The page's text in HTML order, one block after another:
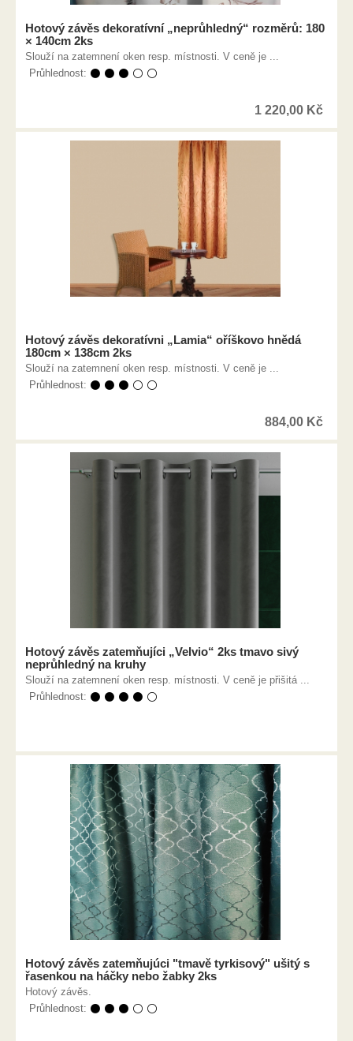
Hotový závěs dekoratívní „neprůhledný“ rozměrů: 180
× 140cm 2ks
Slouží na zatemnení oken resp. místnosti. V ceně je ...
Průhlednost: ⚫ ⚫ ⚫ ⚪ ⚪
1 220,00 Kč
Hotový závěs dekoratívni „Lamia“ oříškovo hnědá
180cm × 138cm 2ks
Slouží na zatemnení oken resp. místnosti. V ceně je ...
Průhlednost: ⚫ ⚫ ⚫ ⚪ ⚪
884,00 Kč
Hotový závěs zatemňujíci „Velvio“ 2ks tmavo sivý
neprůhledný na kruhy
Slouží na zatemnení oken resp. místnosti. V ceně je přišitá ...
Průhlednost: ⚫ ⚫ ⚫ ⚫ ⚪
Hotový závěs zatemňujúci "tmavě tyrkisový" ušitý s
řasenkou na háčky nebo žabky 2ks
Hotový závěs.
Průhlednost: ⚫ ⚫ ⚫ ⚪ ⚪